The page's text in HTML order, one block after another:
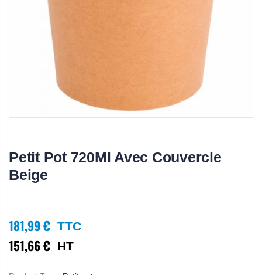
Petit Pot 720Ml Avec Couvercle
Beige
181,99 € TTC
151,66 € HT